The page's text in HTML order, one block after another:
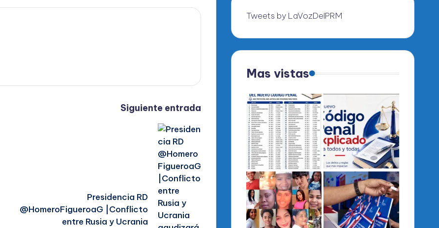
Siguiente entrada
Presidencia RD
@HomeroFigueroaG |Conflicto
entre Rusia y Ucrania
Tweets by LaVozDelPRM
Mas vistas